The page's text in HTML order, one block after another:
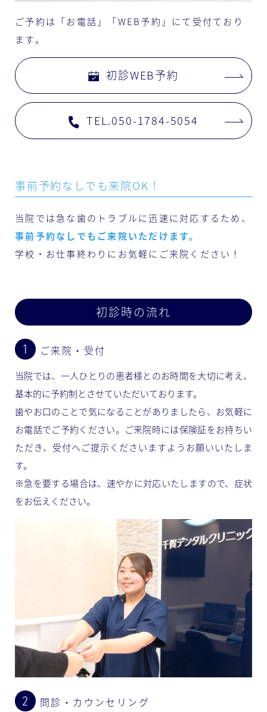
ご予約は「お電話」「WEB予約」にて受付ており
ます。
初診WEB予約
TEL.050-1784-5054
事前予約なしでも来院OK！
当院では急な歯のトラブルに迅速に対応するため、
事前予約なしでもご来院いただけます。
学校・お仕事終わりにお気軽にご来院ください！
初診時の流れ
ご来院・受付
当院では、一人ひとりの患者様とのお時間を大切に考え、
基本的に予約制とさせていただいております。
歯やお口のことで気になることがありましたら、お気軽に
お電話でご予約ください。ご来院時には保険証をお持ちい
ただき、受付へご提示くださいますようお願いいたしま
す。
※急を要する場合は、速やかに対応いたしますので、症状
をお伝えください。
問診・カウンセリング